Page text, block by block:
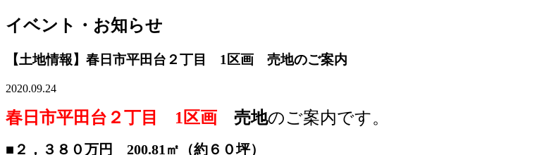
イベント・お知らせ
【土地情報】春日市平田台２丁目 1区画 売地のご案内
2020.09.24
春日市平田台２丁目 1区画 売地のご案内です。
■２，３８０万円 200.81㎡（約６０坪）